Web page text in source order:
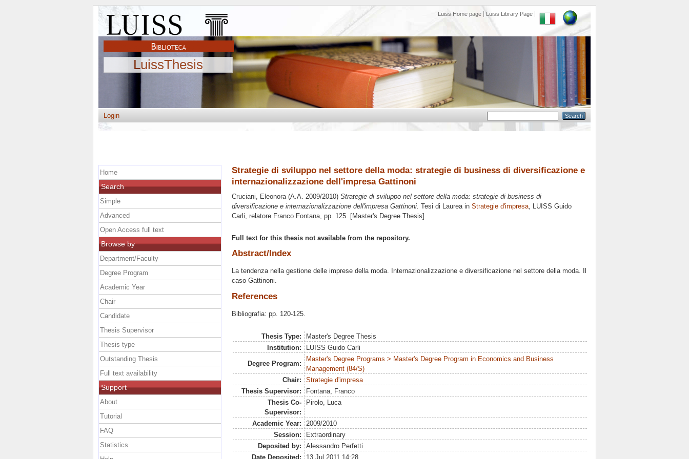
Luiss Home page Luiss Library Page
LuissThesis
Login
Strategie di sviluppo nel settore della moda: strategie di business di diversificazione e
internazionalizzazione dell'impresa Gattinoni
Cruciani, Eleonora(A.A. 2009/2010) Strategie di sviluppo nel settore della moda: strategie di business di
diversificazione e internazionalizzazione dell'impresa Gattinoni. Tesi di Laurea in Strategie d'impresa, LUISS Guido
Carli, relatore Franco Fontana, pp. 125. [Master's Degree Thesis]
Full text for this thesis not available from the repository.
Abstract/Index
La tendenza nella gestione delle imprese della moda. Internazionalizzazione e diversificazione nel settore della moda. Il
caso Gattinoni.
References
Bibliografia: pp. 120-125.
Thesis Type:
Master's Degree Thesis
Institution:
LUISS Guido Carli
Degree Program:
Master's Degree Programs > Master's Degree Program in Economics and Business
Management (84/S)
Chair:
Strategie d'impresa
Thesis Supervisor:
Fontana, Franco
Thesis Co-
Supervisor:
Pirolo, Luca
Academic Year:
2009/2010
Session:
Extraordinary
Deposited by:
Alessandro Perfetti
Date Deposited:
13 Jul 2011 14:28
Home
Search
Simple
Advanced
Open Access full text
Browse by
Department/Faculty
Degree Program
Academic Year
Chair
Candidate
Thesis Supervisor
Thesis type
Outstanding Thesis
Full text availability
Support
About
Tutorial
FAQ
Statistics